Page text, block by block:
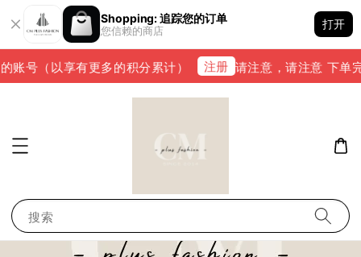
Shopping: 追踪您的订单
您信赖的商店
打开
号（以享有更多的积分累计） 注册 请注意，请注意 下单
搜索